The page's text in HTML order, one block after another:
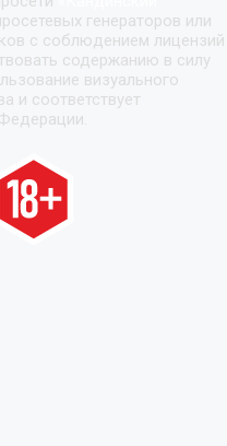
генераторов или
с соблюдением лицензий
содержанию в силу
визуального
и соответствует